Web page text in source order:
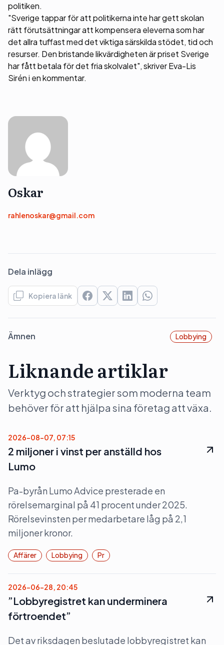
politiken.
"Sverige tappar för att politikerna inte har gett skolan
rätt förutsättningar att kompensera eleverna som har
det allra tuffast med det viktiga särskilda stödet, tid och
resurser. Den bristande likvärdigheten är priset Sverige
har fått betala för det fria skolvalet", skriver Eva-Lis
Sirén i en kommentar.
Oskar
rahlenoskar@gmail.com
Dela inlägg
Kopiera länk
Ämnen Lobbying
Liknande artiklar
Verktyg och strategier som moderna team
behöver för att hjälpa sina företag att växa.
2026-08-07, 07:15
2 miljoner i vinst per anställd hos
Lumo
Pa-byrån Lumo Advice presterade en
rörelsemarginal på 41 procent under 2025.
Rörelsevinsten per medarbetare låg på 2,1
miljoner kronor.
Affärer Lobbying Pr
2026-06-28, 20:45
”Lobbyregistret kan underminera
förtroendet”
Det av riksdagen beslutade lobbyregistret kan